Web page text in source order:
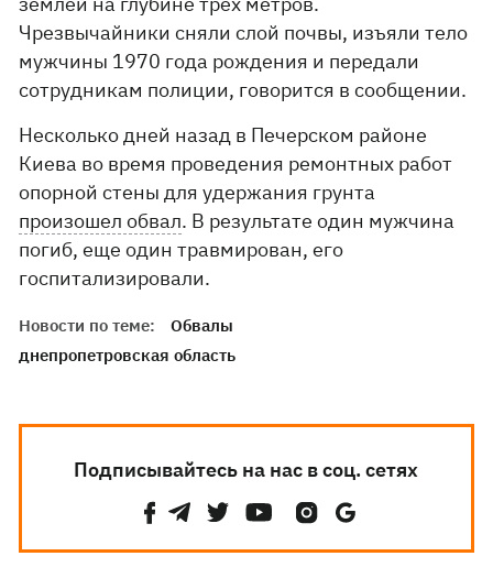
Чрезвычайники сняли слой почвы, изъяли тело
мужчины 1970 года рождения и передали
сотрудникам полиции, говорится в сообщении.
Несколько дней назад в Печерском районе
Киева во время проведения ремонтных работ
опорной стены для удержания грунта
произошел обвал. В результате один мужчина
погиб, еще один травмирован, его
госпитализировали.
Новости по теме:
Обвалы
днепропетровская область
Подписывайтесь на нас в соц. сетях